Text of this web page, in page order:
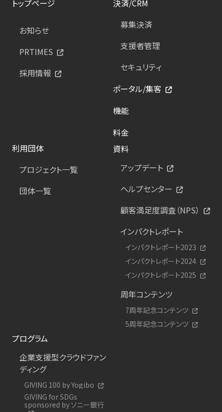
トップページ
お知らせ
PRTIMES
採用情報
決済/CRM
募集決済
支援者管理
セキュリティ
ポータル/集客
機能
料金
利用団体
プロジェクト一覧
団体一覧
資料
アップデート
ヘルプセンター
顧客満足度調査（NPS）
インパクトレポート
インパクトレポート2023
インパクトレポート2024
インパクトレポート2025
周年コンテンツ
7周年記念コンテンツ
5周年記念コンテンツ
プログラム
企業支援型クラウドファン
ディング
GIVING 100 by Yogibo
GIVING for SDGs
sponsored by ソニー銀行